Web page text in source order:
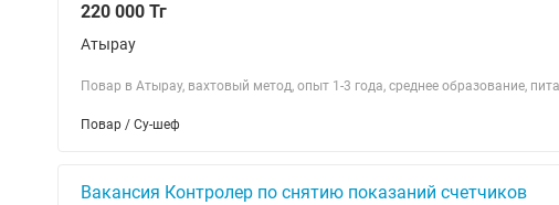
220 000 Тг
Атырау
Повар в Атырау, вахтовый метод, опыт 1-3 года, среднее образование,
Повар / Су-шеф
Вакансия Контролер по снятию показаний счетчиков